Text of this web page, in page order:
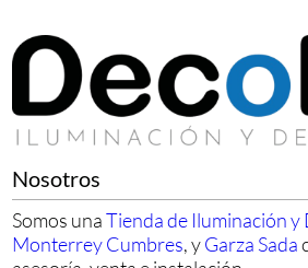
Nosotros
Somos unaTienda de Iluminación y
Monterrey Cumbres, yGarza Sada